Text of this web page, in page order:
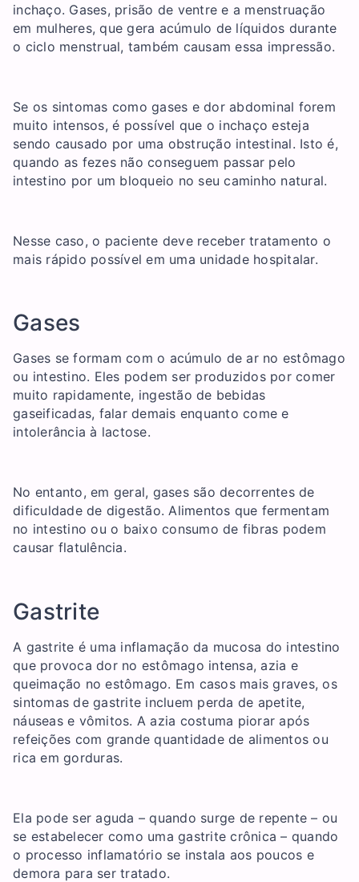
inchaço. Gases, prisão de ventre e a menstruação
em mulheres, que gera acúmulo de líquidos durante
o ciclo menstrual, também causam essa impressão.
Se os sintomas como gases e dor abdominal forem
muito intensos, é possível que o inchaço esteja
sendo causado por uma obstrução intestinal. Isto é,
quando as fezes não conseguem passar pelo
intestino por um bloqueio no seu caminho natural.
Nesse caso, o paciente deve receber tratamento o
mais rápido possível em uma unidade hospitalar.
Gases
Gases se formam com o acúmulo de ar no estômago
ou intestino. Eles podem ser produzidos por comer
muito rapidamente, ingestão de bebidas
gaseificadas, falar demais enquanto come e
intolerância à lactose.
No entanto, em geral, gases são decorrentes de
dificuldade de digestão. Alimentos que fermentam
no intestino ou o baixo consumo de fibras podem
causar flatulência.
Gastrite
A gastrite é uma inflamação da mucosa do intestino
que provoca dor no estômago intensa, azia e
queimação no estômago. Em casos mais graves, os
sintomas de gastrite incluem perda de apetite,
náuseas e vômitos. A azia costuma piorar após
refeições com grande quantidade de alimentos ou
rica em gorduras.
Ela pode ser aguda – quando surge de repente – ou
se estabelecer como uma gastrite crônica – quando
o processo inflamatório se instala aos poucos e
demora para ser tratado.